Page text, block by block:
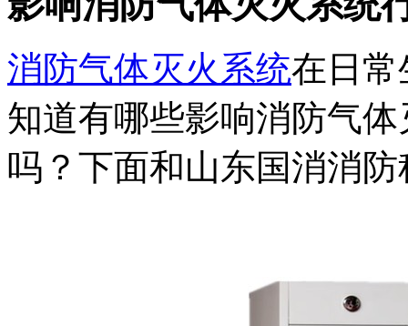
消防气体灭火系统在日常
知道有哪些影响消防气
吗？下面和山东国消消